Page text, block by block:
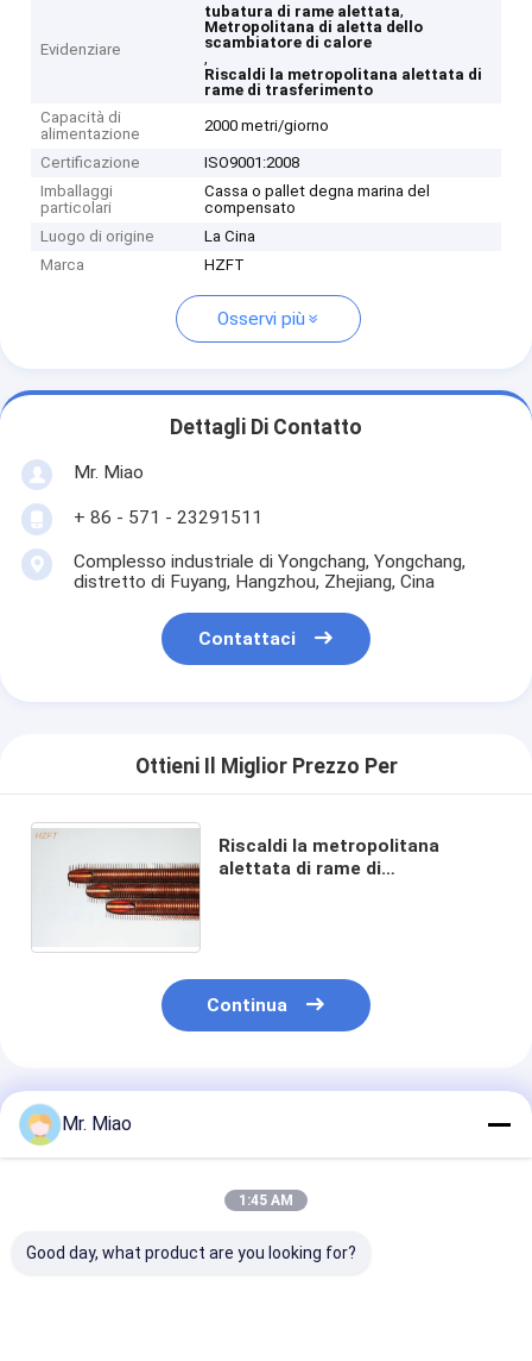
Evidenziare
tubatura di rame alettata,
Metropolitana di aletta dello
scambiatore di calore
,
Riscaldi la metropolitana alettata di
rame di trasferimento
Capacità di
alimentazione
2000 metri/giorno
Certificazione
ISO9001:2008
Imballaggi
particolari
Cassa o pallet degna marina del
compensato
Luogo di origine
La Cina
Marca
HZFT
Osservi più
Dettagli Di Contatto
Mr. Miao
+ 86 - 571 - 23291511
Complesso industriale di Yongchang, Yongchang,
distretto di Fuyang, Hangzhou, Zhejiang, Cina
Contattaci
Ottieni Il Miglior Prezzo Per
Riscaldi la metropolitana
alettata di rame di
Continua
Prodotti Raccomandati
Mr. Miao
1:45 AM
Good day, what product are you looking for?